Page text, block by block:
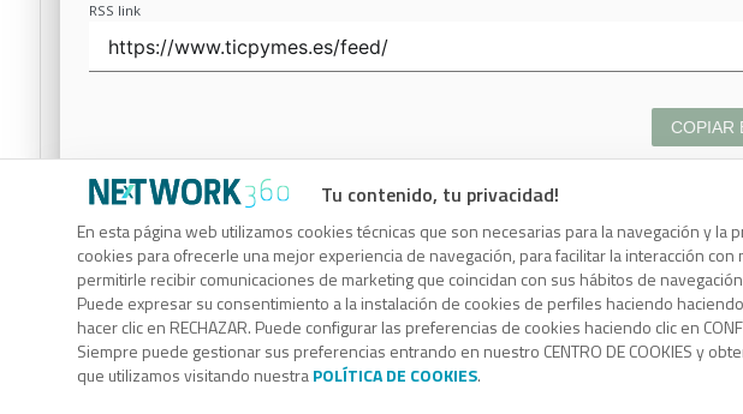
Tu contenido, tu privacidad!
En esta página web utilizamos cookies técnicas que son necesarias para la navegación y la
cookies para ofrecerle una mejor experiencia de navegación, para facilitar la interacción
permitirle recibir comunicaciones de marketing que coincidan con sus hábitos de
Puede expresar su consentimiento a la instalación de cookies de perfiles haciendo haciendo
hacer clic en RECHAZAR. Puede configurar las preferencias de cookies haciendo clic en
Siempre puede gestionar sus preferencias entrando en nuestro CENTRO DE COOKIES y
que utilizamos visitando nuestraPOLÍTICA DE COOKIES.
RSS link
COPIAR
Código Rss
Para copiar el enlace RSS en el portapapeles, haga clic en el botón.